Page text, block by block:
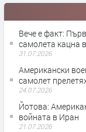
Вече е факт:
самолета кацна
31.07.2026
Американски
самолет
24.07.2026
Йотова:
войната в Иран
21.07.2026